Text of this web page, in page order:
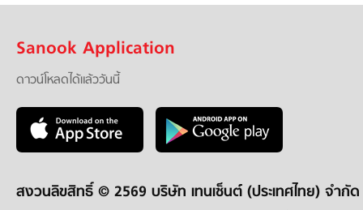
Sanook Application
ดาวน์โหลดได้แล้ววันนี้
สงวนลิขสิทธิ์ © 2569 บริษัท เทนเซ็นต์ (ประเทศไทย) จำกัด